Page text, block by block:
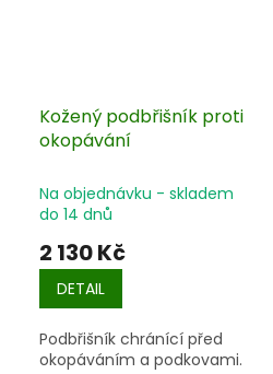
Kožený podbřišník proti
okopávání
Na objednávku - skladem
do 14 dnů
2 130 Kč
DETAIL
Podbřišník chránící před
okopáváním a podkovami.